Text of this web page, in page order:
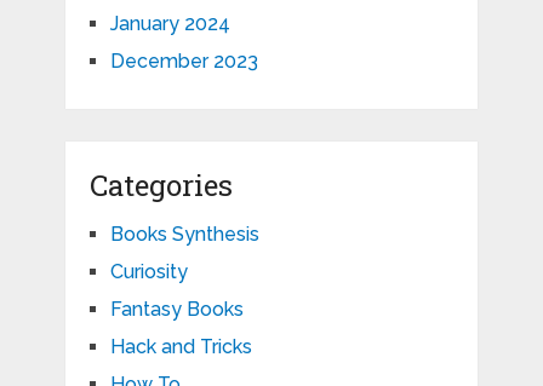
January 2024
December 2023
Categories
Books Synthesis
Curiosity
Fantasy Books
Hack and Tricks